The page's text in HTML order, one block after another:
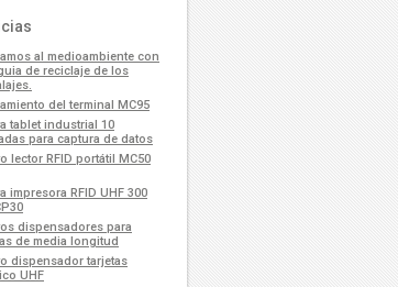
al medioambiente con
de reciclaje de los
del terminal MC95
tablet industrial 10
para captura de datos
lector RFID portátil MC50
impresora RFID UHF 300
dispensadores para
de media longitud
dispensador tarjetas
UHF